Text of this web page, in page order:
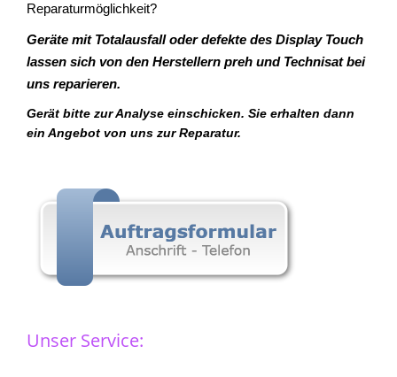
Reparaturmöglichkeit?
Geräte mit Totalausfall oder defekte des Display Touch
lassen sich von den Herstellern preh und Technisat bei
uns reparieren.
Gerät bitte zur Analyse einschicken. Sie erhalten dann
ein Angebot von uns zur Reparatur.
Unser Service: